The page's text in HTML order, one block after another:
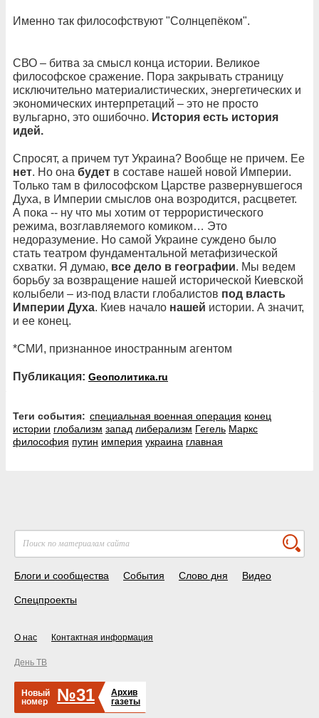
Именно так философствуют "Солнцепёком".
СВО – битва за смысл конца истории. Великое
философское сражение. Пора закрывать страницу
исключительно материалистических, энергетических и
экономических интерпретаций – это не просто
вульгарно, это ошибочно. История есть история
идей.
Спросят, а причем тут Украина? Вообще не причем. Ее
нет. Но она будет в составе нашей новой Империи.
Только там в философском Царстве развернувшегося
Духа, в Империи смыслов она возродится, расцветет.
А пока -- ну что мы хотим от террористического
режима, возглавляемого комиком… Это
недоразумение. Но самой Украине суждено было
стать театром фундаментальной метафизической
схватки. Я думаю, все дело в географии. Мы ведем
борьбу за возвращение нашей исторической Киевской
колыбели – из-под власти глобалистов под власть
Империи Духа. Киев начало нашей истории. А значит,
и ее конец.
*СМИ, признанное иностранным агентом
Публикация: Geoполитика.ru
Теги события: специальная военная операция конец
истории глобализм запад либерализм Гегель Маркс
философия путин империя украина главная
Блоги и сообщества События Слово дня Видео
Спецпроекты
О нас Контактная информация
День ТВ
Новый
номер
№31
Архив
газеты